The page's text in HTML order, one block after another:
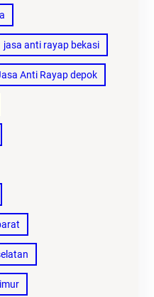
jasa anti rayap bekasi
Anti Rayap depok